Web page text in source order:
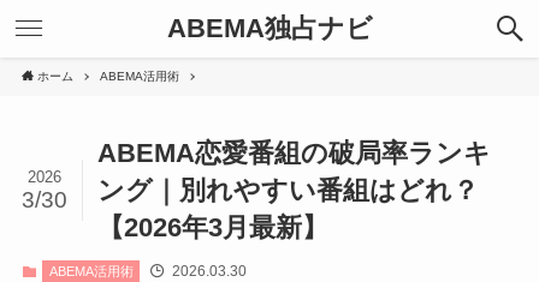
ABEMA独占ナビ
ホーム ABEMA活用術
ABEMA恋愛番組の破局率ランキ
ング｜別れやすい番組はどれ？
【2026年3月最新】
2026
3/30
ABEMA活用術 2026.03.30